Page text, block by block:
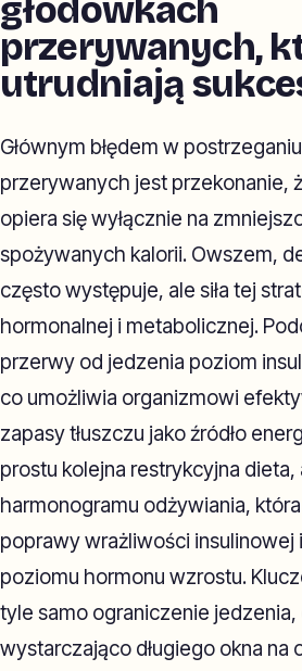
głodówkach
przerywanych,
utrudniają
Głównym błędem w
przerywanych jest przekonanie,
opiera się wyłącznie na
spożywanych kalorii. Owszem,
często występuje, ale siła tej
hormonalnej i metabolicznej.
przerwy od jedzenia poziom
co umożliwia organizmowi
zapasy tłuszczu jako źródło
prostu kolejna restrykcyjna dieta,
harmonogramu odżywiania,
poprawy wrażliwości insulinowej
poziomu hormonu wzrostu.
tyle samo ograniczenie jedzenia,
wystarczająco długiego okna na